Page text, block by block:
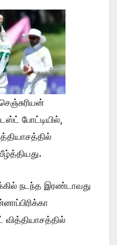
போட்டியில்,
நடந்த இரண்டாவது